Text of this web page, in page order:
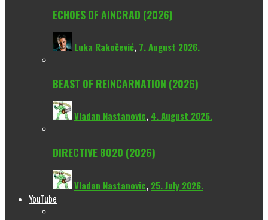
ECHOES OF AINCRAD (2026)
Luka Rakočević, 7. August 2026.
BEAST OF REINCARNATION (2026)
Vladan Nastanovic, 4. August 2026.
DIRECTIVE 8020 (2026)
Vladan Nastanovic, 25. July 2026.
YouTube